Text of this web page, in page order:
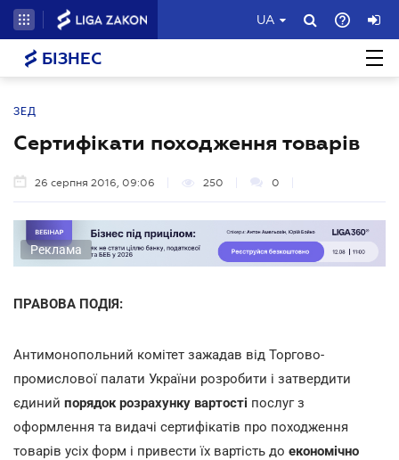
UA
БІЗНЕС
ЗЕД
Сертифікати походження товарів
26 серпня 2016, 09:06 250 0
Реклама
ПРАВОВА ПОДІЯ:
Антимонопольний комітет зажадав від Торгово-
промислової палати України розробити і затвердити
єдиний порядок розрахунку вартості послуг з
оформлення та видачі сертифікатів про походження
товарів усіх форм і привести їх вартість до економічно